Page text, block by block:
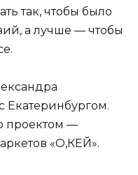
так, чтобы было
а лучше — чтобы
Екатеринбургом.
проектом —
«О,КЕЙ».